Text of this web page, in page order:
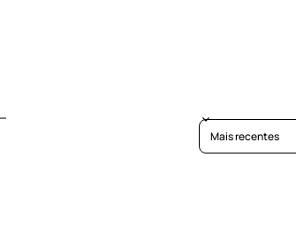
Sort reviews by